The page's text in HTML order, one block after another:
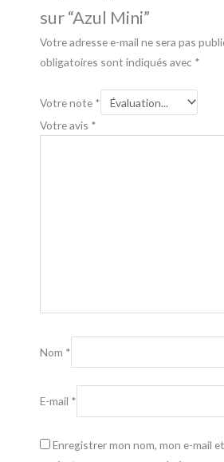
sur “Azul Mini”
Votre adresse e-mail ne sera pas
obligatoires sont indiqués avec *
Votre note *
Votre avis *
Nom *
E-mail *
Enregistrer mon nom, mon e-mail